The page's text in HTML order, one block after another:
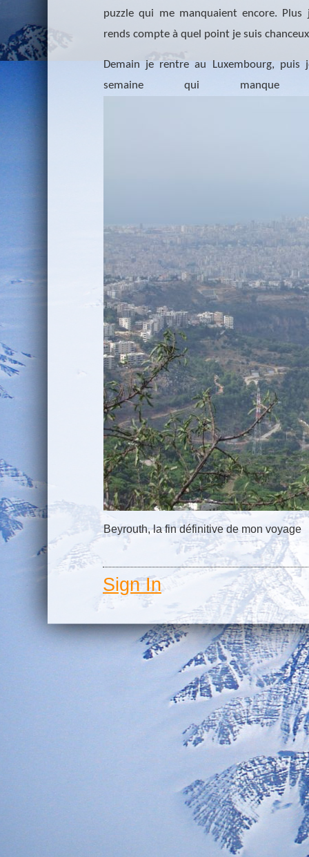
puzzle qui me manquaient encore.
rends compte à quel point je suis
Demain je rentre au Luxembourg,
semaine qui
Beyrouth, la fin définitive de mon voyage
Sign In